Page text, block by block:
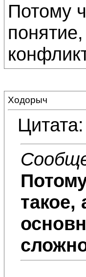
Потому
Ходорыч
Цитата:
такое,